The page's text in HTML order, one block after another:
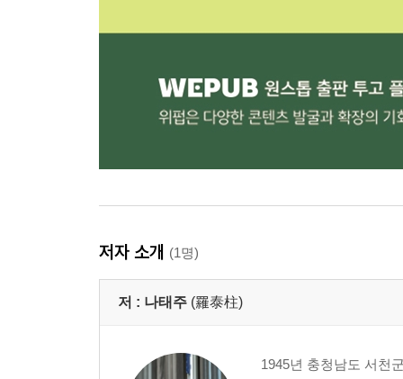
저자 소개 (1명)
저 : 나태주 (羅泰柱)
1945년 충청남도 서천